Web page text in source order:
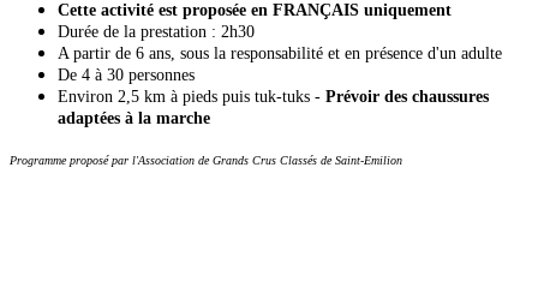
Cette activité est proposée en FRANÇAIS uniquement
Durée de la prestation : 2h30
A partir de 6 ans, sous la responsabilité et en présence d'un adulte
De 4 à 30 personnes
Environ 2,5 km à pieds puis tuk-tuks - Prévoir des chaussures
adaptées à la marche
Programme proposé par l'Association de Grands Crus Classés de Saint-Emilion